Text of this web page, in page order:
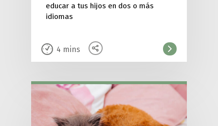
educar a tus hijos en dos o más
idiomas
4 mins